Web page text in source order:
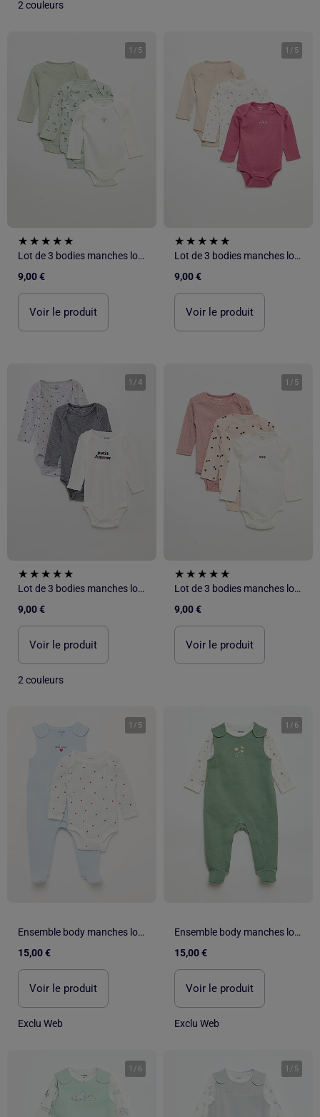
2 couleurs
1 / 5
Lot de 3 bodies manches longues
9,00 €
Voir le produit
1 / 5
Lot de 3 bodies manches longues
9,00 €
Voir le produit
1 /4
Lot de 3 bodies manches longues
9,00 €
Voir le produit
2 couleurs
1 / 5
Lot de 3 bodies manches longues
9,00 €
Voir le produit
1 / 5
Ensemble body manches longues + salopette avec pieds
15,00 €
Voir le produit
Exclu Web
1 / 6
Ensemble body manches longues + salopette avec pieds
15,00 €
Voir le produit
Exclu Web
1 / 6 1 / 5